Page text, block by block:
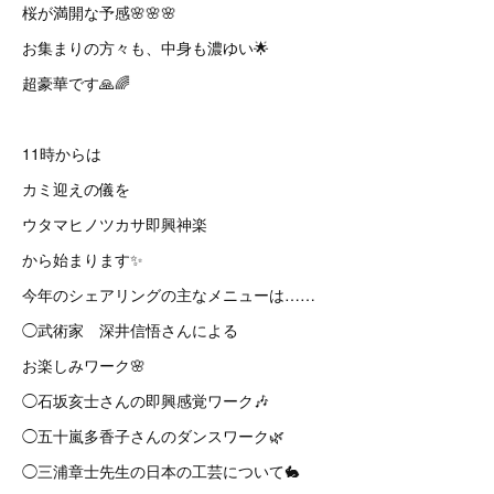
桜が満開な予感🌸🌸🌸
お集まりの方々も、中身も濃ゆい🌟
超豪華です🙏🌈
11時からは
カミ迎えの儀を
ウタマヒノツカサ即興神楽
から始まります✨
今年のシェアリングの主なメニューは……
◯武術家 深井信悟さんによる
お楽しみワーク🌸
◯石坂亥士さんの即興感覚ワーク🎶
◯五十嵐多香子さんのダンスワーク🌿
◯三浦章士先生の日本の工芸について🐇